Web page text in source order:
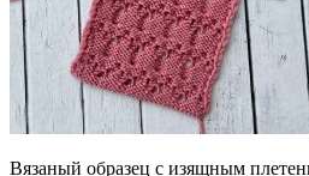
Вязаный образец с изящным